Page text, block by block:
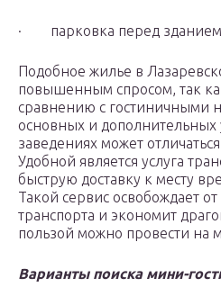
· парковка перед
Подобное жилье в
повышенным спросом, так
сравнению с гостиничными
основных и дополнительных
заведениях может
Удобной является услуга
быструю доставку к месту
Такой сервис освобождает
транспорта и экономит
пользой можно провести на
Варианты поиска мини-